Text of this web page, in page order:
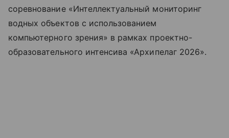
соревнование «Интеллектуальный мониторинг
водных объектов с использованием
компьютерного зрения» в рамках проектно-
образовательного интенсива «Архипелаг 2026».